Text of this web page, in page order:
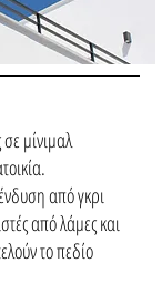
σε μίνιμαλ
από γκρι
από λάμες και
το πεδίο